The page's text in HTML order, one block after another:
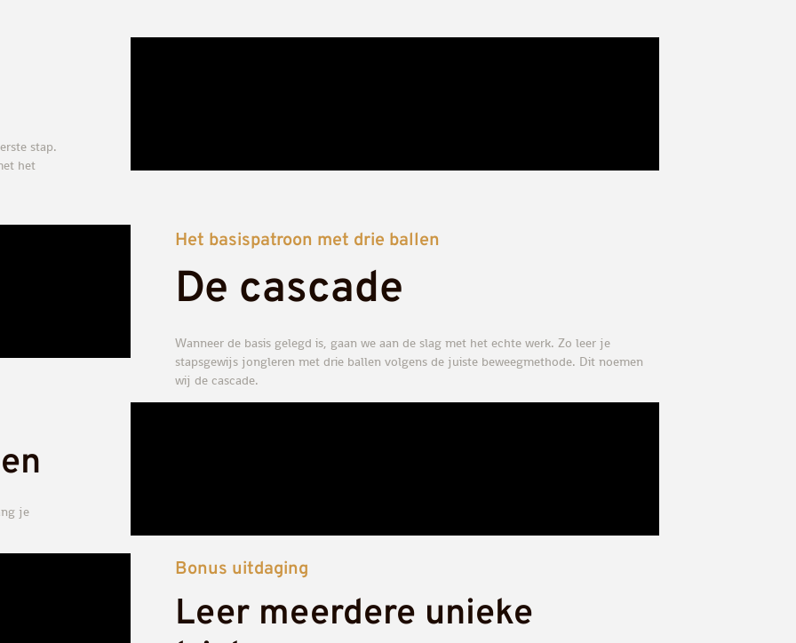
stap.
het
Het basispatroon met drie ballen
De cascade​
Wanneer de basis gelegd is, gaan we aan de slag met het echte werk. Zo leer je
stapsgewijs jongleren met drie ballen volgens de juiste beweegmethode. Dit noemen
wij de cascade.
je
Bonus uitdaging
Leer meerdere unieke